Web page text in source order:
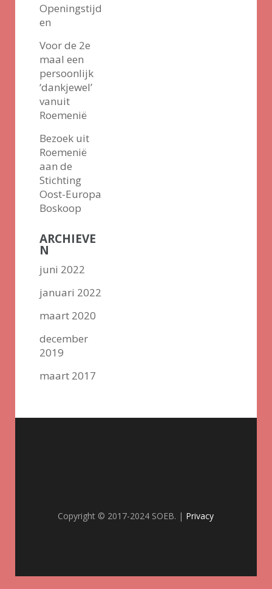
Openingstijd
en
Voor de 2e
maal een
persoonlijk
‘dankjewel’
vanuit
Roemenië
Bezoek uit
Roemenië
aan de
Stichting
Oost-Europa
Boskoop
ARCHIEVE
N
juni 2022
januari 2022
maart 2020
december
2019
maart 2017
Copyright © 2017-2024 SOEB. | Privacy